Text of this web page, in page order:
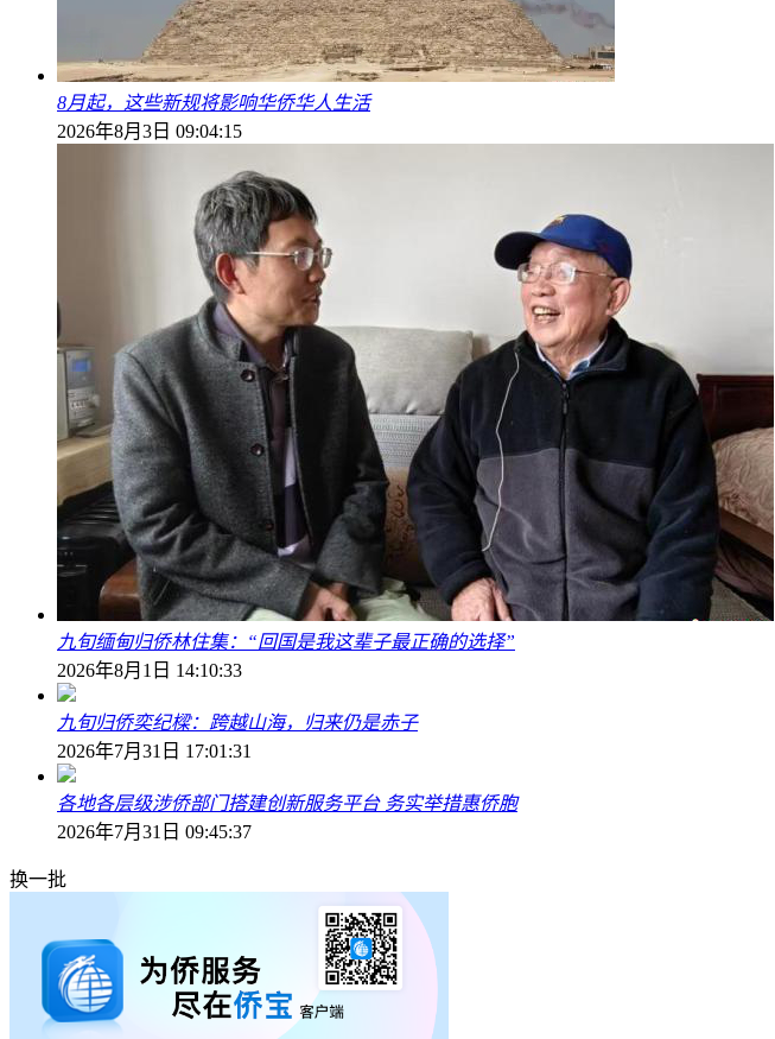
8月起，这些新规将影响华侨华人生活
2026年8月3日 09:04:15
九旬缅甸归侨林住集：“回国是我这辈子最正确的选择”
2026年8月1日 14:10:33
九旬归侨奕纪樑：跨越山海，归来仍是赤子
2026年7月31日 17:01:31
各地各层级涉侨部门搭建创新服务平台 务实举措惠侨胞
2026年7月31日 09:45:37
换一批